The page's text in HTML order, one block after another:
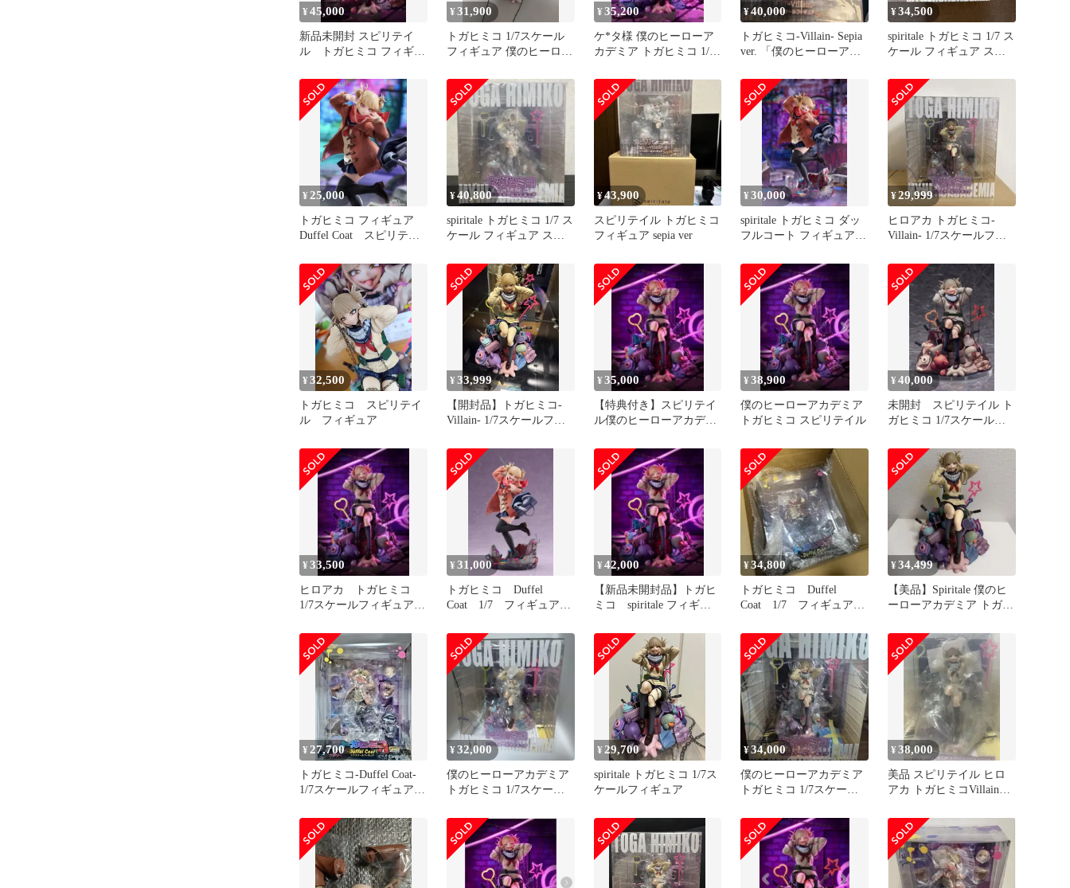
¥45,000
新品未開封 スピリテイ
ル トガヒミコ フィギュ
¥31,900
トガヒミコ 1/7スケール
フィギュア 僕のヒーロー
¥35,200
ケ*タ様 僕のヒーローア
カデミア トガヒミコ 1/7
リテイ
¥40,000
トガヒミコ-Villain- Sepia
ver. 「僕のヒーローアカ
¥34,500
spiritale トガヒミコ 1/7 ス
ケール フィギュア スピ
¥25,000
トガヒミコ フィギュア
Duffel Coat スピリテイ
¥40,800
spiritale トガヒミコ 1/7 ス
ケール フィギュア スピ
¥43,900
スピリテイル トガヒミコ
フィギュア sepia ver
¥30,000
spiritale トガヒミコ ダッ
フルコート フィギュア
¥29,999
ヒロアカ トガヒミコ-
Villain- 1/7スケールフィ
¥32,500
トガヒミコ スピリテイ
ル フィギュア
¥33,999
【開封品】トガヒミコ-
Villain- 1/7スケールフィ
¥35,000
【特典付き】スピリテイ
ル僕のヒーローアカデミ
¥38,900
僕のヒーローアカデミア
トガヒミコ スピリテイル
¥40,000
未開封 スピリテイル ト
ガヒミコ 1/7スケールフ
¥33,500
ヒロアカ トガヒミコ
1/7スケールフィギュア
¥31,000
トガヒミコ Duffel
Coat 1/7 フィギュア
¥42,000
【新品未開封品】トガヒ
ミコ spiritale フィギュ
¥34,800
トガヒミコ Duffel
Coat 1/7 フィギュア
¥34,499
【美品】Spiritale 僕のヒ
ーローアカデミア トガヒ
¥27,700
トガヒミコ-Duffel Coat-
1/7スケールフィギュア
¥32,000
僕のヒーローアカデミア
トガヒミコ 1/7スケール
¥29,700
spiritale トガヒミコ 1/7ス
ケールフィギュア
¥34,000
僕のヒーローアカデミア
トガヒミコ 1/7スケール
¥38,000
美品 スピリテイル ヒロ
アカ トガヒミコVillain